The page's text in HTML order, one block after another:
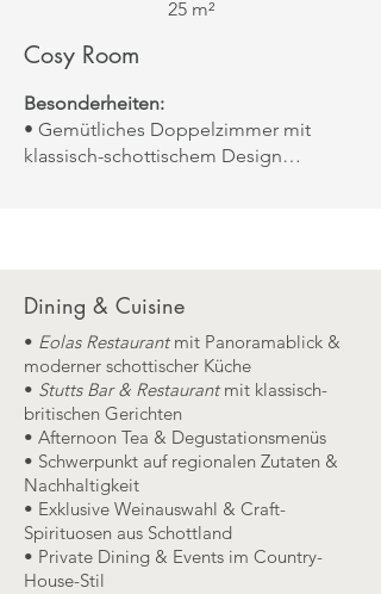
25 m²
Cosy Room
Besonderheiten:
• Gemütliches Doppelzimmer mit
klassisch-schottischem Design
Aussicht:Blick auf den Innenhof oder
die umliegende Parklandschaft
Dining & Cuisine
• Eolas Restaurantmit Panoramablick &
moderner schottischer Küche
• Stutts Bar & Restaurantmit klassisch-
britischen Gerichten
• Afternoon Tea & Degustationsmenüs
• Schwerpunkt auf regionalen Zutaten &
Nachhaltigkeit
• Exklusive Weinauswahl & Craft-
Spirituosen aus Schottland
• Private Dining & Events im Country-
House-Stil